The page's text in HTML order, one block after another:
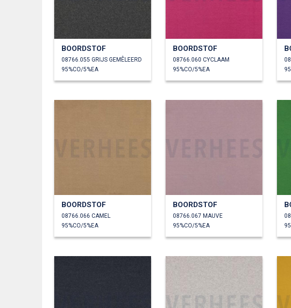
BOORDSTOF
08766.055 GRIJS GEMÊLEERD
95%CO/5%EA
BOORDSTOF
08766.060 CYCLAAM
95%CO/5%EA
BOORDSTOF
08766.066 CAMEL
95%CO/5%EA
BOORDSTOF
08766.067 MAUVE
95%CO/5%EA